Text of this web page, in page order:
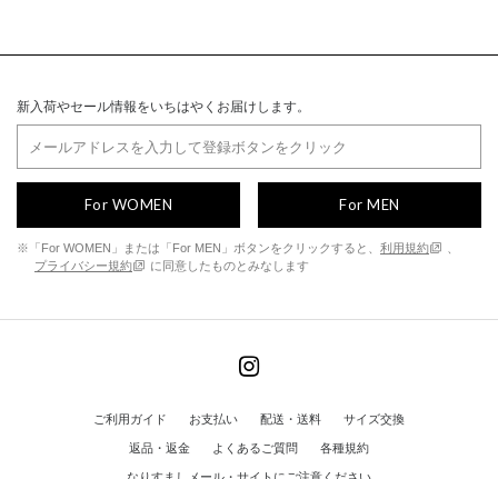
新入荷やセール情報をいちはやくお届けします。
For WOMEN For MEN
※「For WOMEN」または「For MEN」ボタンをクリックすると、 利用規約
プライバシー規約
に同意したものとみなします
ご利用ガイド お支払い 配送・送料 サイズ交換
返品・返金 よくあるご質問 各種規約